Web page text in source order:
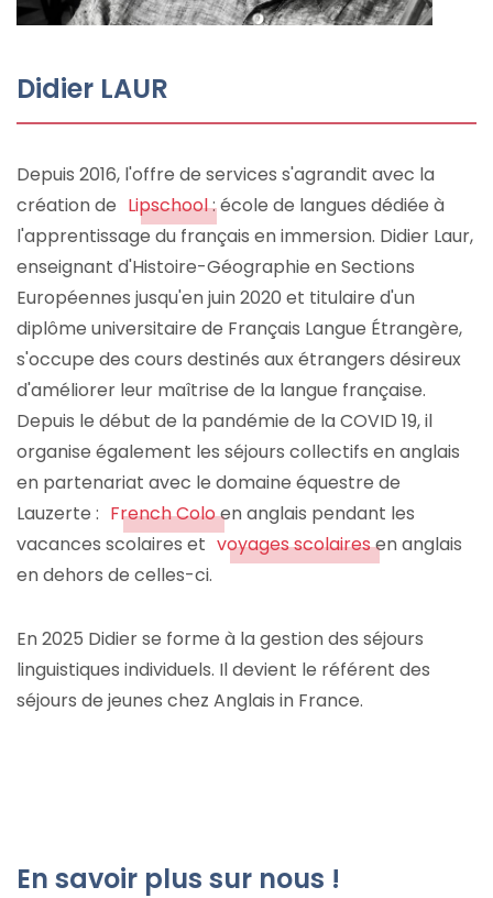
Didier LAUR
Depuis 2016, l'offre de services s'agrandit avec la
création de Lipschool: école de langues dédiée à
l'apprentissage du français en immersion. Didier Laur,
enseignant d'Histoire-Géographie en Sections
Européennes jusqu'en juin 2020 et titulaire d'un
diplôme universitaire de Français Langue Étrangère,
s'occupe des cours destinés aux étrangers désireux
d'améliorer leur maîtrise de la langue française.
Depuis le début de la pandémie de la COVID 19, il
organise également les séjours collectifs en anglais
en partenariat avec le domaine équestre de
Lauzerte : French Coloen anglais pendant les
vacances scolaires et voyages scolairesen anglais
en dehors de celles-ci.
En 2025 Didier se forme à la gestion des séjours
linguistiques individuels. Il devient le référent des
séjours de jeunes chez Anglais in France.
En savoir plus sur nous !